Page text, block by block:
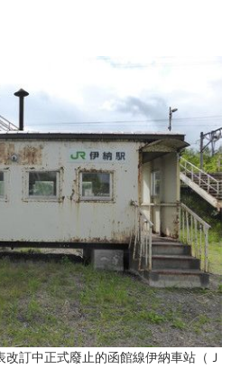
訂中正式廢止的函館線伊納車站（Ｊ